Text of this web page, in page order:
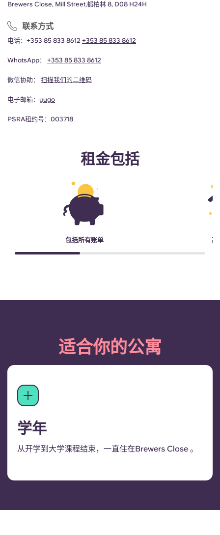
Brewers Close, Mill Street,都柏林 8, D08 H24H
联系方式
电话：+353 85 833 8612 +353 85 833 8612
WhatsApp： +353 85 833 8612
微信协助： 扫描我们的二维码
电子邮箱： yugo
PSRA租约号：003718
租金包括
包括所有账单 高
适合你的公寓
学年
从开学到大学课程结束，一直住在Brewers Close 。